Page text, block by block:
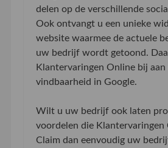
delen op de verschillende
Ook ontvangt u een unieke
website waarmee de actuele
uw bedrijf wordt getoond.
Klantervaringen Online bij aan
vindbaarheid in Google.
Wilt u uw bedrijf ook laten
voordelen die Klantervaringen
Claim dan eenvoudig uw